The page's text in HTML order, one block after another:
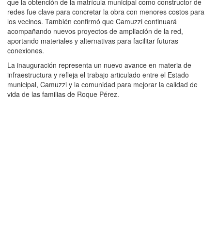
que la obtención de la matrícula municipal como constructor de
redes fue clave para concretar la obra con menores costos para
los vecinos. También confirmó que Camuzzi continuará
acompañando nuevos proyectos de ampliación de la red,
aportando materiales y alternativas para facilitar futuras
conexiones.
La inauguración representa un nuevo avance en materia de
infraestructura y refleja el trabajo articulado entre el Estado
municipal, Camuzzi y la comunidad para mejorar la calidad de
vida de las familias de Roque Pérez.